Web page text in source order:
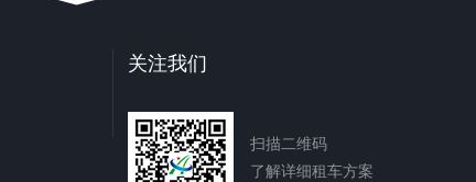
关注我们
扫描二维码
了解详细租车方案